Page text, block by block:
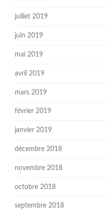
juillet 2019
juin 2019
mai 2019
avril 2019
mars 2019
février 2019
janvier 2019
décembre 2018
novembre 2018
octobre 2018
septembre 2018